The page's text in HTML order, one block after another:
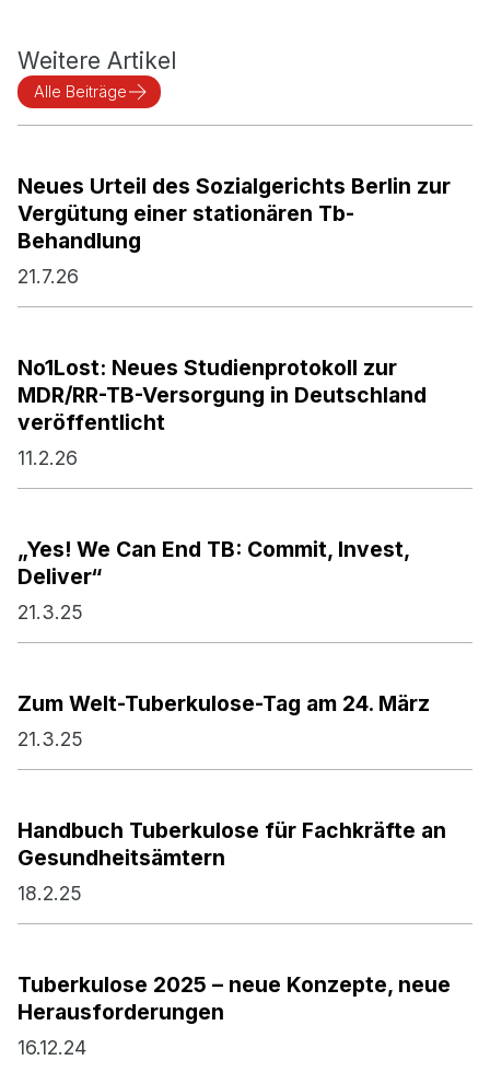
Weitere Artikel
Alle Beiträge
Neues Urteil des Sozialgerichts Berlin zur
Vergütung einer stationären Tb-
Behandlung
21.7.26
No1Lost: Neues Studienprotokoll zur
MDR/RR-TB-Versorgung in Deutschland
veröffentlicht
11.2.26
„Yes! We Can End TB: Commit, Invest,
Deliver“
21.3.25
Zum Welt-Tuberkulose-Tag am 24. März
21.3.25
Handbuch Tuberkulose für Fachkräfte an
Gesundheitsämtern
18.2.25
Tuberkulose 2025 – neue Konzepte, neue
Herausforderungen
16.12.24